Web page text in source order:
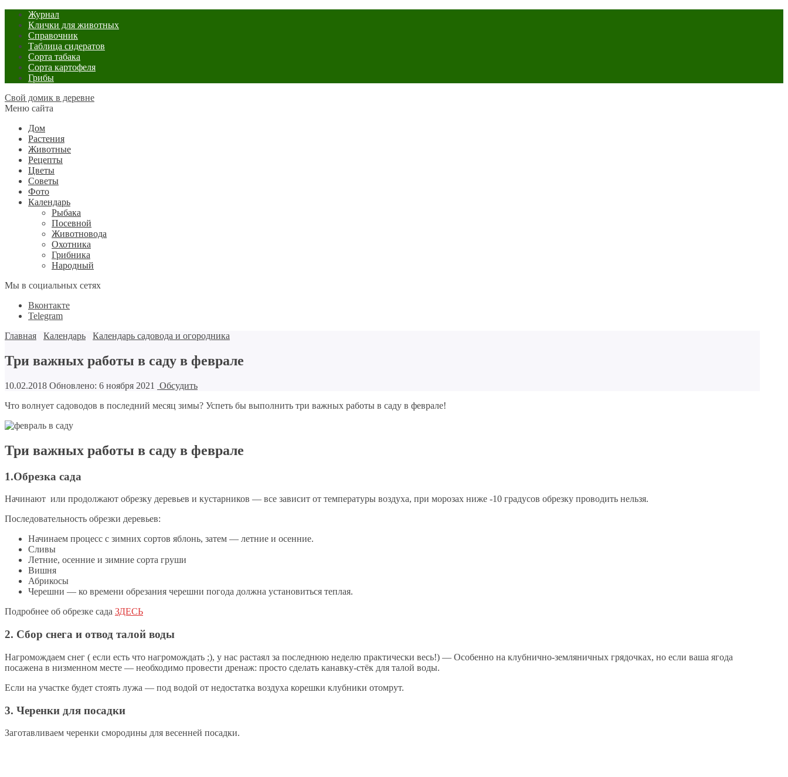
Журнал
Клички для животных
Справочник
Таблица сидератов
Сорта табака
Сорта картофеля
Грибы
Свой домик в деревне
Меню сайта
Дом
Растения
Животные
Рецепты
Цветы
Советы
Фото
Календарь
Рыбака
Посевной
Животновода
Охотника
Грибника
Народный
Мы в социальных сетях
Вконтакте
Telegram
Главная
Календарь Календарь садовода и огородника
Три важных работы в саду в феврале
10.02.2018 Обновлено: 6 ноября 2021
Обсудить
Что волнует садоводов в последний месяц зимы? Успеть бы выполнить три важных работы в саду в феврале!
Три важных работы в саду в феврале
1.Обрезка сада
Начинают или продолжают обрезку деревьев и кустарников — все зависит от температуры воздуха, при морозах ниже -10 градусов обрезку проводить нельзя.
Последовательность обрезки деревьев:
Начинаем процесс с зимних сортов яблонь, затем — летние и осенние.
Сливы
Летние, осенние и зимние сорта груши
Вишня
Абрикосы
Черешни — ко времени обрезания черешни погода должна установиться теплая.
Подробнее об обрезке сада ЗДЕСЬ
2. Сбор снега и отвод талой воды
Нагромождаем снег ( если есть что нагромождать ;), у нас растаял за последнюю неделю практически весь!) — Особенно на клубнично-земляничных грядочках, но если ваша ягода
посажена в низменном месте — необходимо провести дренаж: просто сделать канавку-стёк для талой воды.
Если на участке будет стоять лужа — под водой от недостатка воздуха корешки клубники отомрут.
3. Черенки для посадки
Заготавливаем черенки смородины для весенней посадки.